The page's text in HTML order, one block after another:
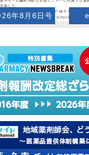
年8月6日号